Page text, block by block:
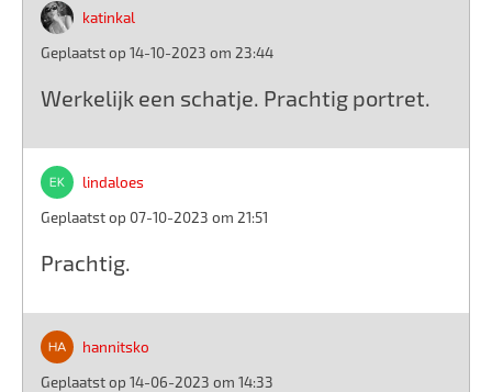
katinkal
Geplaatst op 14-10-2023 om 23:44
Werkelijk een schatje. Prachtig portret.
lindaloes
Geplaatst op 07-10-2023 om 21:51
Prachtig.
hannitsko
Geplaatst op 14-06-2023 om 14:33